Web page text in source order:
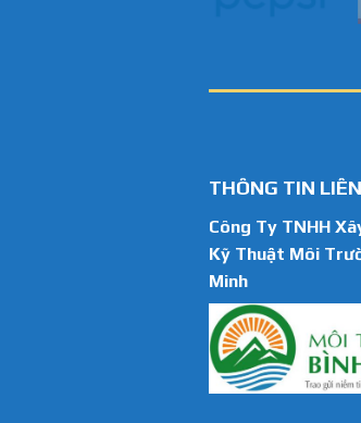
THÔNG TIN
Công Ty TNHH
Kỹ Thuật Môi
Minh